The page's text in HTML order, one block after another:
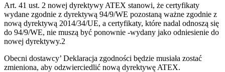
Art. 41 ust. 2 nowej dyrektywy ATEX stanowi, że certyfikaty
wydane zgodnie z dyrektywą 94/9/WE pozostaną ważne zgodnie z
nową dyrektywą 2014/34/UE, a certyfikaty, które nadal odnoszą się
do 94/9/WE, nie muszą być ponownie -wydany jako odniesienie do
nowej dyrektywy.2
Obecni dostawcy’ Deklaracja zgodności będzie musiała zostać
zmieniona, aby odzwierciedlić nową dyrektywę ATEX.